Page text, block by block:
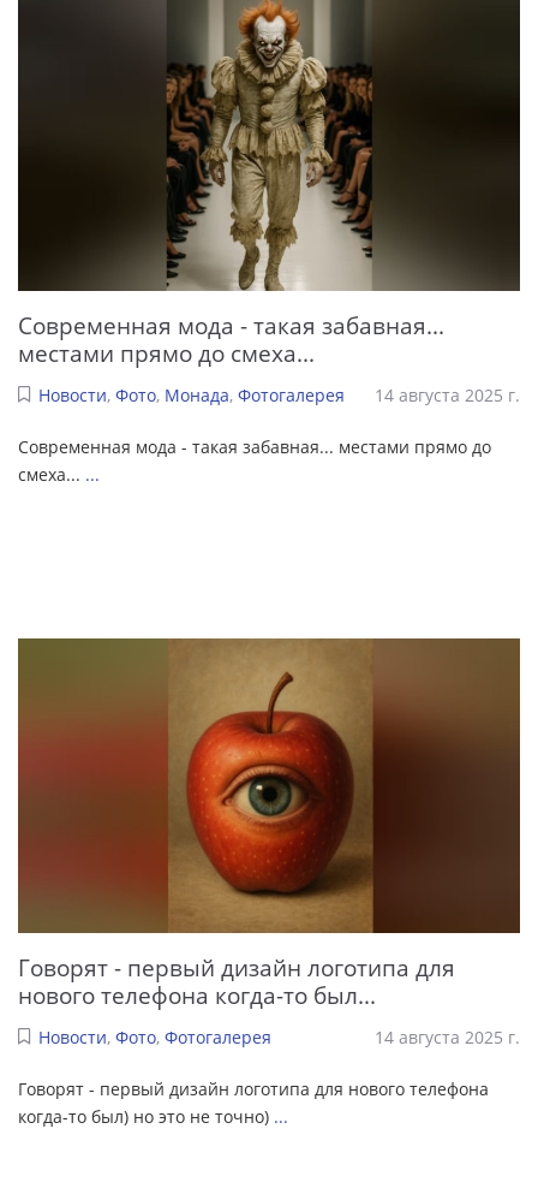
Современная мода - такая забавная...
местами прямо до смеха...
Новости, Фото, Монада, Фотогалерея 14 августа 2025 г.
Современная мода - такая забавная... местами прямо до
смеха... ...
Говорят - первый дизайн логотипа для
нового телефона когда-то был...
Новости, Фото, Фотогалерея 14 августа 2025 г.
Говорят - первый дизайн логотипа для нового телефона
когда-то был) но это не точно) ...